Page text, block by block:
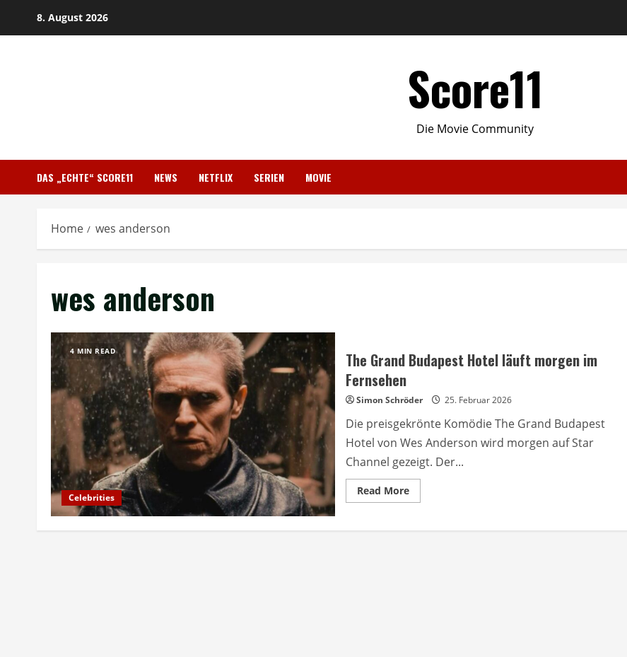
8. August 2026
Score11
Die Movie Community
DAS „ECHTE“ SCORE11 NEWS NETFLIX SERIEN MOVIE
Home wes anderson
wes anderson
4 MIN READ
Celebrities
The Grand Budapest Hotel läuft morgen im
Fernsehen
Simon Schröder 25. Februar 2026
Die preisgekrönte Komödie The Grand Budapest
Hotel von Wes Anderson wird morgen auf Star
Channel gezeigt. Der...
Read MoreRead
more
Grand